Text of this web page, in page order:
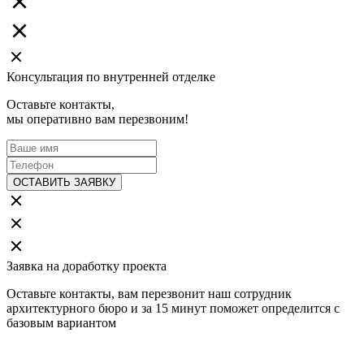
Консультация по внутренней отделке
Оставьте контакты,
мы оперативно вам перезвоним!
ОСТАВИТЬ ЗАЯВКУ
Заявка на доработку проекта
Оставьте контакты, вам перезвонит наш сотрудник
архитектурного бюро и за 15 минут поможет определится с
базовым вариантом